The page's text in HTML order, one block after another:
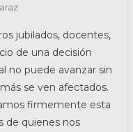
jubilados, docentes,
de una decisión
no puede avanzar sin
se ven afectados.
firmemente esta
de quienes nos